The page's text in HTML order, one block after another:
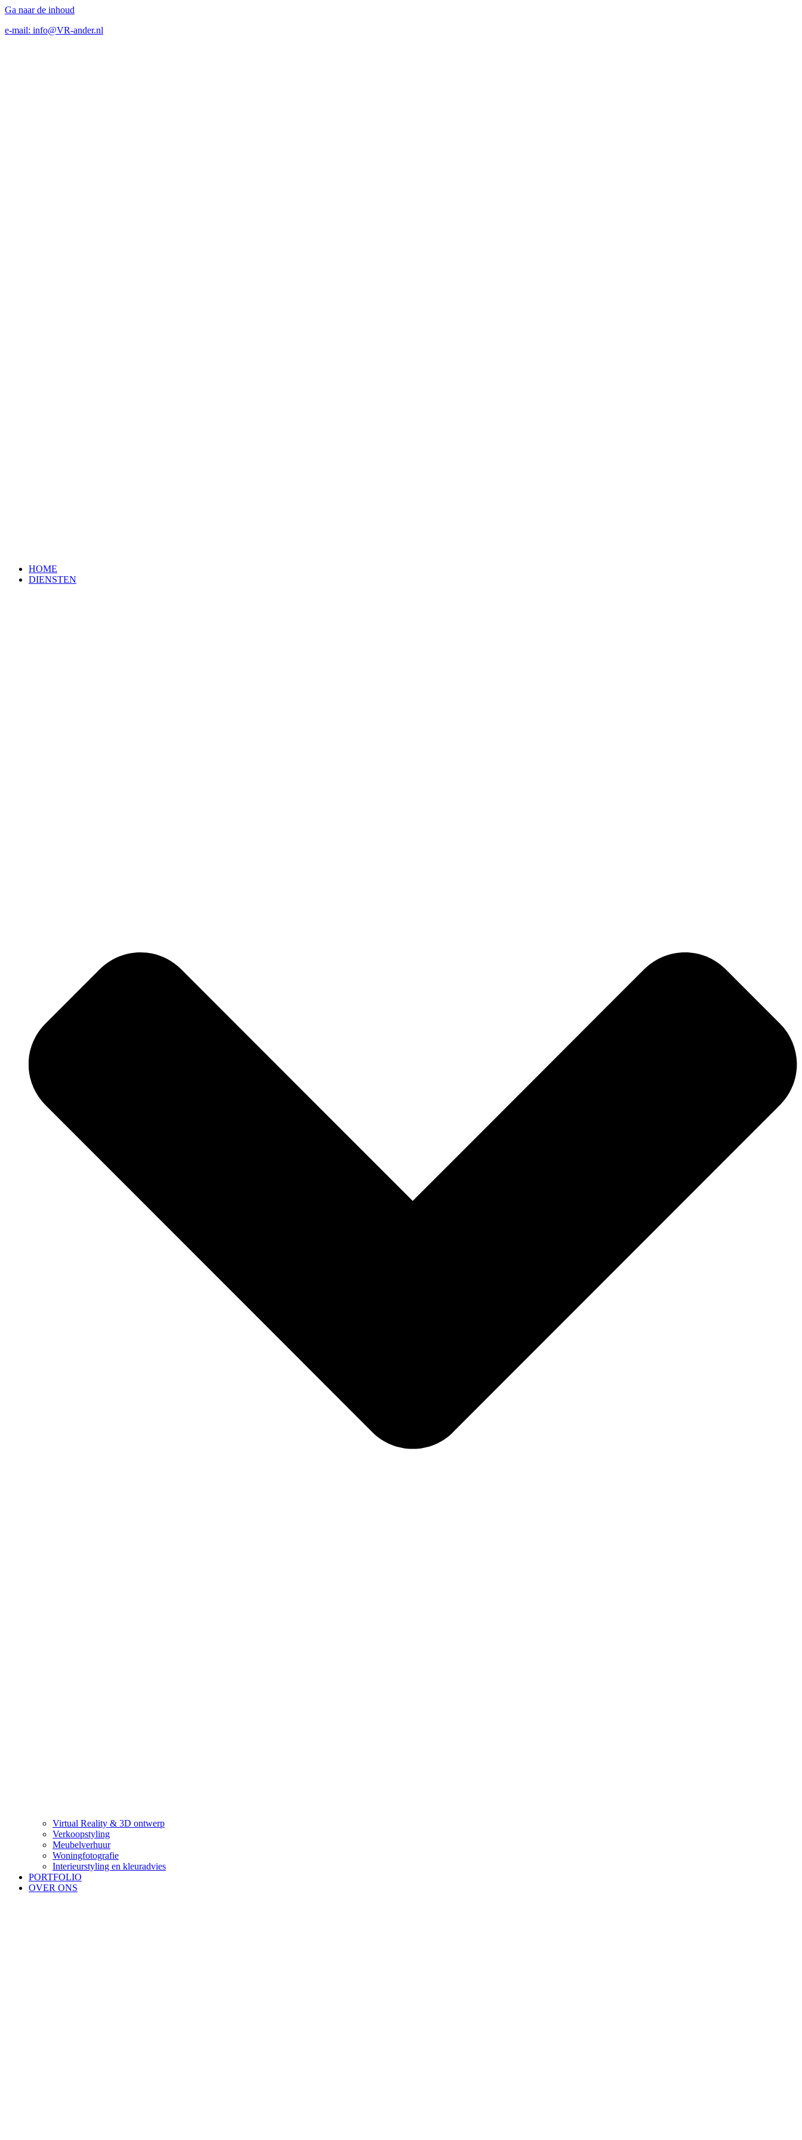
Ga naar de inhoud
e-mail: info@VR-ander.nl
HOME
DIENSTEN
Virtual Reality & 3D ontwerp
Verkoopstyling
Meubelverhuur
Woningfotografie
Interieurstyling en kleuradvies
PORTFOLIO
OVER ONS